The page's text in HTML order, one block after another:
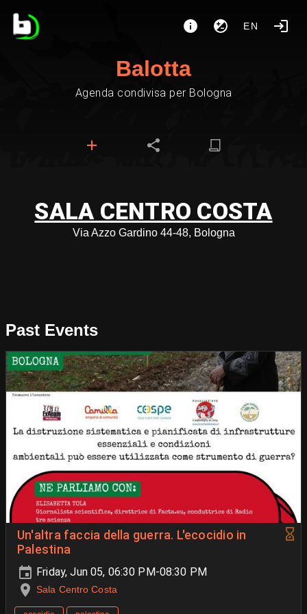
EN
Balotta
Agenda condivisa per Bologna
SALA CENTRO COSTA
Via Azzo Gardino 44-48, Bologna
Past Events
Un'altra faccia della guerra. L'ecocidio in
Palestina
Friday, Jun 05, 06:30 PM-08:30 PM
Sala Centro Costa